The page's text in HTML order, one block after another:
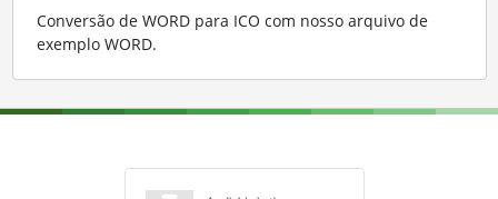
Conversão de WORD para ICO com nosso arquivo de
exemplo WORD.